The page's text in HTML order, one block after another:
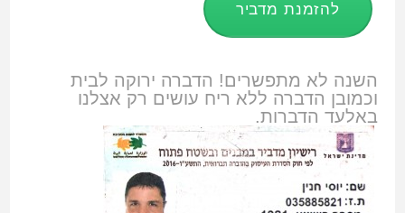
להזמנת מדביר
השנה לא מתפשרים! הדברה ירוקה לבית
וכמובן הדברה ללא ריח עושים רק אצלנו
באלעד הדברות.